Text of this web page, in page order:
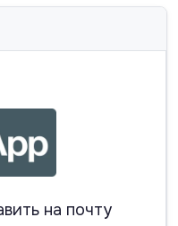
на почту